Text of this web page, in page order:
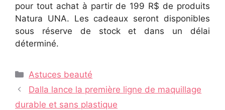
pour tout achat à partir de 199 R$ de produits
Natura UNA. Les cadeaux seront disponibles
sous réserve de stock et dans un délai
déterminé.
Catégories
Astuces beauté
Navigation
des
Dalla lance la première ligne de maquillage
durable et sans plastique